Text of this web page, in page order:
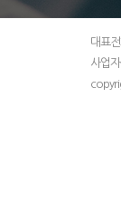
대표
사업